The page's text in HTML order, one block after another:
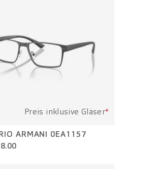
Preis inklusive Gläser*
ARMANI 0EA1157